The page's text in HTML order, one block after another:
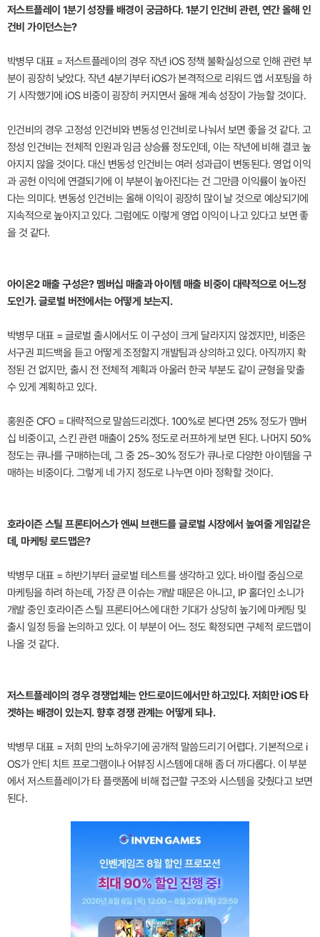
저스트플레이 1분기 성장률 배경이 궁금하다. 1분기 인건비 관련, 연간 올해 인
건비 가이던스는?
박병무 대표 = 저스트플레이의 경우 작년 iOS 정책 불확실성으로 인해 관련 부
분이 굉장히 낮았다. 작년 4분기부터 iOS가 본격적으로 리워드 앱 서포팅을 하
기 시작했기에 iOS 비중이 굉장히 커지면서 올해 계속 성장이 가능할 것이다.
인건비의 경우 고정성 인건비와 변동성 인건비로 나눠서 보면 좋을 것 같다. 고
정성 인건비는 전체적 인원과 임금 상승률 정도인데, 이는 작년에 비해 결코 높
아지지 않을 것이다. 대신 변동성 인건비는 여러 성과급이 변동된다. 영업 이익
과 공헌 이익에 연결되기에 이 부분이 높아진다는 건 그만큼 이익률이 높아진
다는 의미다. 변동성 인건비는 올해 이익이 굉장히 많이 날 것으로 예상되기에
지속적으로 높아지고 있다. 그럼에도 이렇게 영업 이익이 나고 있다고 보면 좋
을 것 같다.
아이온2 매출 구성은? 멤버십 매출과 아이템 매출 비중이 대략적으로 어느정
도인가. 글로벌 버전에서는 어떻게 보는지.
박병무 대표 = 글로벌 출시에서도 이 구성이 크게 달라지지 않겠지만, 비중은
서구권 피드백을 듣고 어떻게 조정할지 개발팀과 상의하고 있다. 아직까지 확
정된 건 없지만, 출시 전 전체적 계획과 아울러 한국 부분도 같이 균형을 맞출
수 있게 계획하고 있다.
홍원준 CFO = 대략적으로 말씀드리겠다. 100%로 본다면 25% 정도가 멤버
십 비중이고, 스킨 관련 매출이 25% 정도로 러프하게 보면 된다. 나머지 50%
정도는 큐나를 구매하는데, 그 중 25~30% 정도가 큐나로 다양한 아이템을 구
매하는 비중이다. 그렇게 네 가지 정도로 나누면 아마 정확할 것이다.
호라이즌 스틸 프론티어스가 엔씨 브랜드를 글로벌 시장에서 높여줄 게임같은
데, 마케팅 로드맵은?
박병무 대표 = 하반기부터 글로벌 테스트를 생각하고 있다. 바이럴 중심으로
마케팅을 하려 하는데, 가장 큰 이슈는 개발 때문은 아니고, IP 홀더인 소니가
개발 중인 호라이즌 스틸 프론티어스에 대한 기대가 상당히 높기에 마케팅 및
출시 일정 등을 논의하고 있다. 이 부분이 어느 정도 확정되면 구체적 로드맵이
나올 것 같다.
저스트플레이의 경우 경쟁업체는 안드로이드에서만 하고있다. 저희만 iOS 타
겟하는 배경이 있는지. 향후 경쟁 관계는 어떻게 되나.
박병무 대표 = 저희 만의 노하우기에 공개적 말씀드리기 어렵다. 기본적으로 i
OS가 안티 치트 프로그램이나 어뷰징 시스템에 대해 좀 더 까다롭다. 이 부분
에서 저스트플레이가 타 플랫폼에 비해 접근할 구조와 시스템을 갖췄다고 보면
된다.